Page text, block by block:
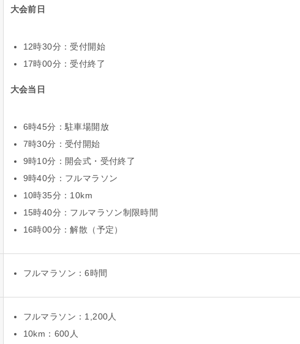
大会前日
12時30分：受付開始
17時00分：受付終了
大会当日
6時45分：駐車場開放
7時30分：受付開始
9時10分：開会式・受付終了
9時40分：フルマラソン
10時35分：10km
15時40分：フルマラソン制限時間
16時00分：解散（予定）
フルマラソン：6時間
フルマラソン：1,200人
10km：600人